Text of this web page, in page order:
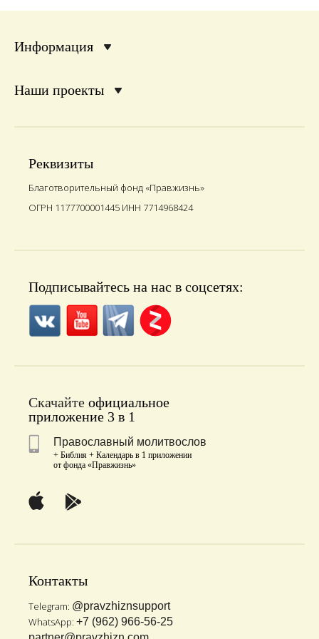
Информация
Наши проекты
Реквизиты
Благотворительный фонд «Правжизнь»
ОГРН 1177700001445 ИНН 7714968424
Подписывайтесь на нас в соцсетях:
Скачайте официальное
приложение 3 в 1
Православный молитвослов
+ Библия + Календарь в 1 приложении
от фонда «Правжизнь»
Контакты
Telegram: @pravzhiznsupport
WhatsApp: +7 (962) 966-56-25